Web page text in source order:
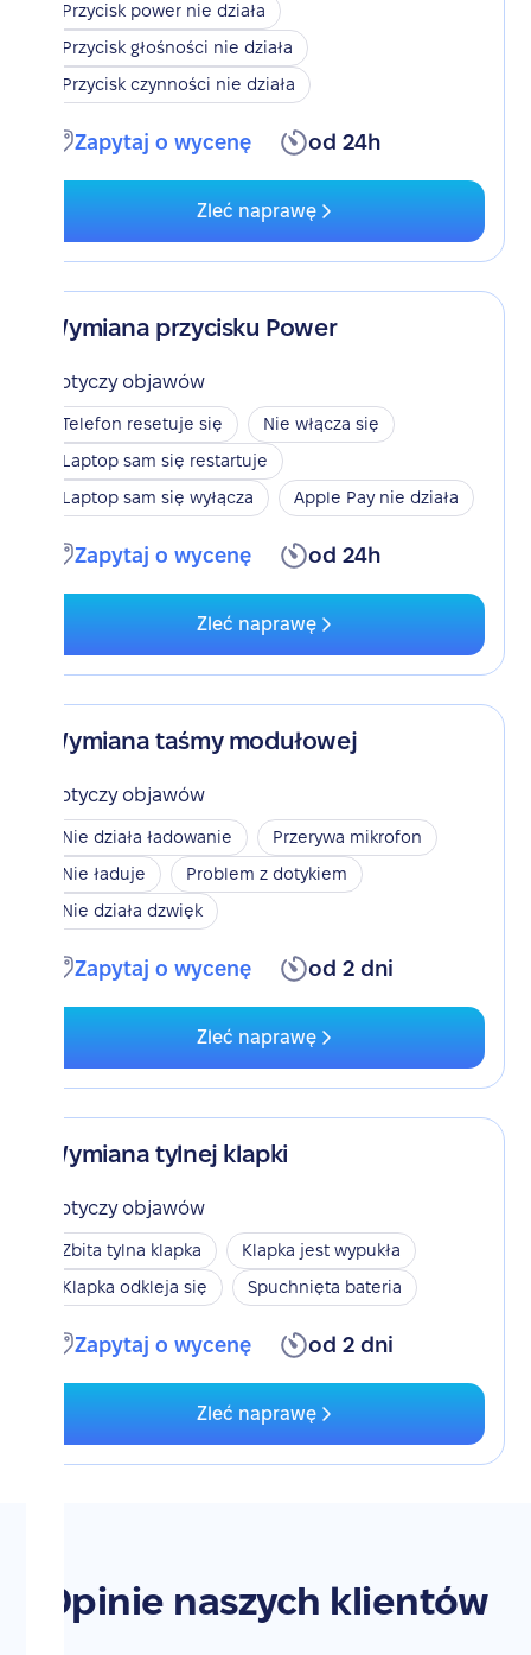
Przycisk power nie działa
Przycisk głośności nie działa
Przycisk czynności nie działa
Zapytaj o wycenę od 24h
Zleć naprawę
Wymiana przycisku Power
Dotyczy objawów
Telefon resetuje się
Nie włącza się
Laptop sam się restartuje
Laptop sam się wyłącza
Apple Pay nie działa
Zapytaj o wycenę od 24h
Zleć naprawę
Wymiana taśmy modułowej
Dotyczy objawów
Nie działa ładowanie
Przerywa mikrofon
Nie ładuje
Problem z dotykiem
Nie działa dzwięk
Zapytaj o wycenę od 2 dni
Zleć naprawę
Wymiana tylnej klapki
Dotyczy objawów
Zbita tylna klapka
Klapka jest wypukła
Klapka odkleja się
Spuchnięta bateria
Zapytaj o wycenę od 2 dni
Zleć naprawę
Opinie naszych klientów